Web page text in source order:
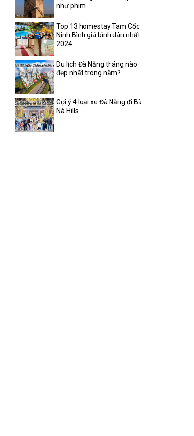
biến nhất hiện nay.
Bắc cho đến miền Nam. Tùy thuộc vào
còn nếu địa điểm xa có chuyến bay mỗi
với người địa phương, biết rõ về những
như phim
Top 13 homestay Tam Cốc
Ninh Bình giá bình dân nhất
2024
Du lịch Đà Nẵng tháng nào
đẹp nhất trong năm?
Gợi ý 4 loại xe Đà Nẵng đi Bà
Nà Hills